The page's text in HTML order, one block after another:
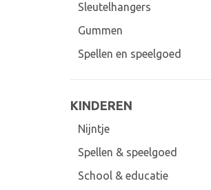
Sleutelhangers
Gummen
Spellen en speelgoed
KINDEREN
Nijntje
Spellen & speelgoed
School & educatie